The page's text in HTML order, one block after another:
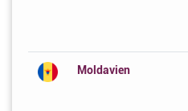
Moldavien